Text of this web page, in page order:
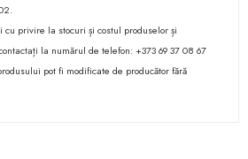
privire la stocuri și costul produselor și
la numărul de telefon: +373 69 37 08 67
pot fi modificate de producător fără